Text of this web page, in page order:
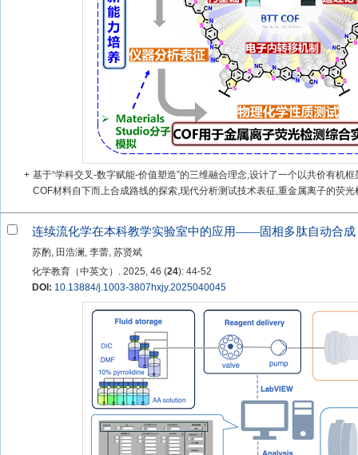
+ 基于“学科交叉-数字赋能-价值塑造”的三维融合理念,设计了一个以共价有机
COF材料自下而上合成路线的探索,现代分析测试技术表征,重金属离子的荧光
连续流化学在本科教学实验室中的应用——固相多肽自动合成
苏酌, 田浩澜, 李蕾, 苏贤斌
化学教育（中英文）. 2025, 46 (24): 44-52
DOI: 10.13884/j.1003-3807hxjy.2025040045